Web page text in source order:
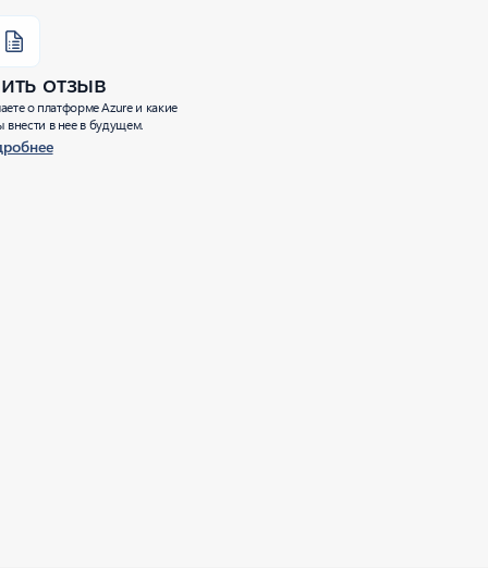
отзыв
о платформе Azure и какие
внести в нее в будущем.